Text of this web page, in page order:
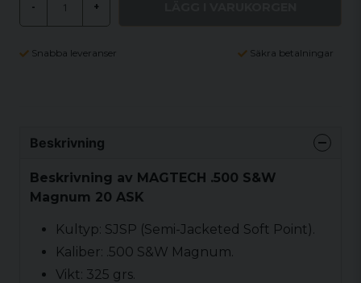
- +
Snabba leveranser Säkra betalningar
Beskrivning
Beskrivning av MAGTECH .500 S&W
Magnum 20 ASK
Kultyp: SJSP (Semi-Jacketed Soft Point).
Kaliber: .500 S&W Magnum.
Vikt: 325 grs.